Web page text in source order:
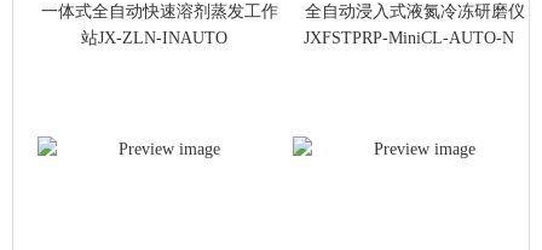
一体式全自动快速溶剂蒸发工作
站JX-ZLN-INAUTO
全自动浸入式液氮冷冻研磨仪
JXFSTPRP-MiniCL-AUTO-N